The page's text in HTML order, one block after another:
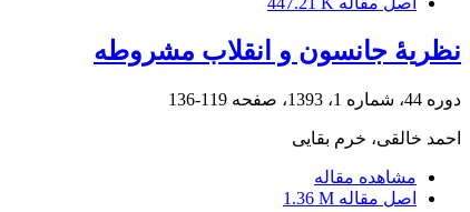
نظریۀ جانسون و انقلاب مشروطه
دوره 44، شماره 1، 1393، صفحه 119-136
احمد خالقی، خرم بقایی
مشاهده مقاله
اصل مقاله 1.36 M